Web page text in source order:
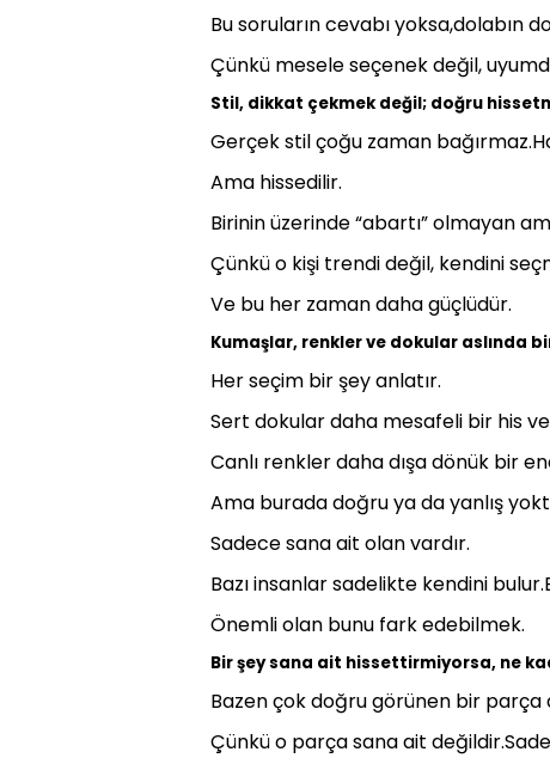
Bu soruların cevabı yoksa,dolabın
Çünkü mesele seçenek değil,
Stil, dikkat çekmek değil; doğru
Gerçek stil çoğu zaman
Ama hissedilir.
Birinin üzerinde “abartı” olmayan
Çünkü o kişi trendi değil, kendini
Ve bu her zaman daha güçlüdür.
Kumaşlar, renkler ve dokular aslında
Her seçim bir şey anlatır.
Sert dokular daha mesafeli bir his
Canlı renkler daha dışa dönük bir
Ama burada doğru ya da yanlış
Sadece sana ait olan vardır.
Bazı insanlar sadelikte kendini
Önemli olan bunu fark edebilmek.
Bir şey sana ait hissettirmiyorsa, ne
Bazen çok doğru görünen bir parça
Çünkü o parça sana ait